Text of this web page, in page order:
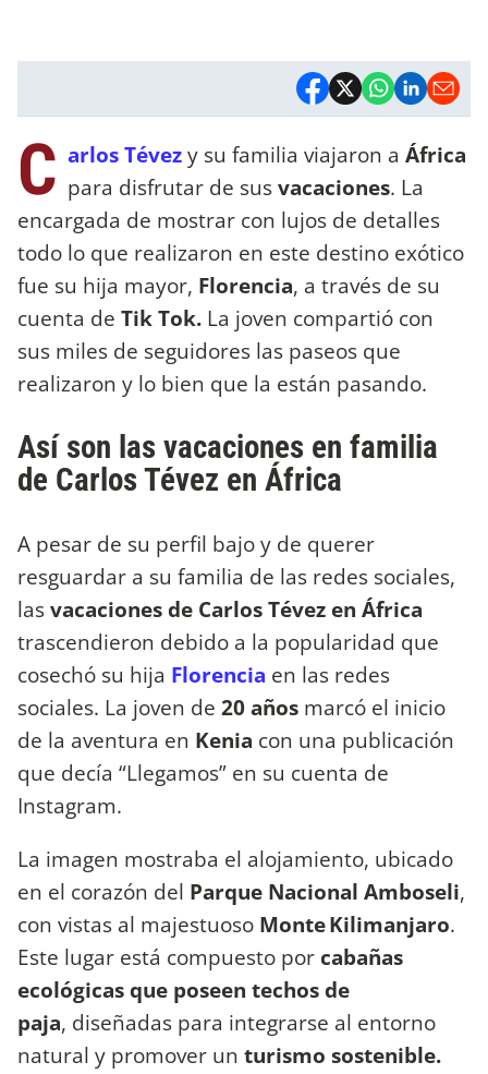
C arlos Tévezy su familia viajaron a África
para disfrutar de susvacaciones. La
encargada de mostrar con lujos de detalles
todo lo que realizaron en este destino exótico
fue su hija mayor, Florencia, a través de su
cuenta de Tik Tok. La joven compartió con
sus miles de seguidores las paseos que
realizaron y lo bien que la están pasando.
Así son las vacaciones en familia
de Carlos Tévez en África
A pesar de su perfil bajo y de querer
resguardar a su familia de las redes sociales,
lasvacaciones de Carlos Tévez en África
trascendieron debido a la popularidad que
cosechó su hija Florencia en las redes
sociales. La joven de 20 años marcó el inicio
de la aventura en Kenia con una publicación
que decía “Llegamos” en su cuenta de
Instagram.
La imagen mostraba el alojamiento, ubicado
en el corazón del Parque Nacional Amboseli,
con vistas al majestuoso Monte Kilimanjaro.
Este lugar está compuesto por cabañas
ecológicasque poseen techos de
paja, diseñadas para integrarse al entorno
natural y promover un turismo sostenible.